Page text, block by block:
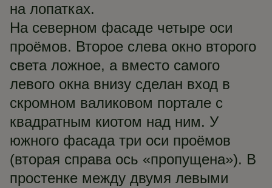
на лопатках.
На северном фасаде четыре оси
проёмов. Второе слева окно второго
света ложное, а вместо самого
левого окна внизу сделан вход в
скромном валиковом портале с
квадратным киотом над ним. У
южного фасада три оси проёмов
(вторая справа ось «пропущена»). В
простенке между двумя левыми